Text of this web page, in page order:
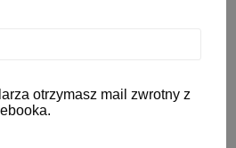
z dyni. Taki mus z
Świetnie
otrzymasz mail zwrotny z